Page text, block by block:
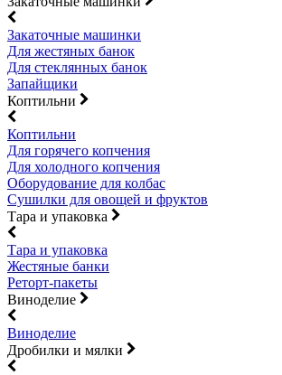
Закаточные машинки
Для жестяных банок
Для стеклянных банок
Запайщики
Коптильни
Коптильни
Для горячего копчения
Для холодного копчения
Оборудование для колбас
Сушилки для овощей и фруктов
Тара и упаковка
Тара и упаковка
Жестяные банки
Реторт-пакеты
Виноделие
Виноделие
Дробилки и мялки